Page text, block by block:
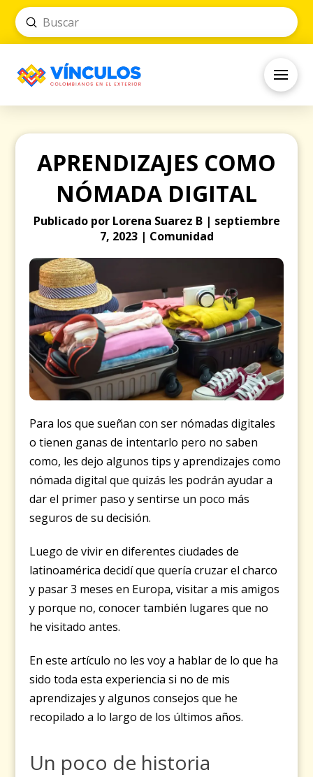
Search
Submit
APRENDIZAJES COMO
NÓMADA DIGITAL
Publicado por Lorena Suarez B | septiembre
7, 2023 | Comunidad
Para los que sueñan con ser nómadas digitales
o tienen ganas de intentarlo pero no saben
como, les dejo algunos tips y aprendizajes como
nómada digital que quizás les podrán ayudar a
dar el primer paso y sentirse un poco más
seguros de su decisión.
Luego de vivir en diferentes ciudades de
latinoamérica decidí que quería cruzar el charco
y pasar 3 meses en Europa, visitar a mis amigos
y porque no, conocer también lugares que no
he visitado antes.
En este artículo no les voy a hablar de lo que ha
sido toda esta experiencia si no de mis
aprendizajes y algunos consejos que he
recopilado a lo largo de los últimos años.
Un poco de historia